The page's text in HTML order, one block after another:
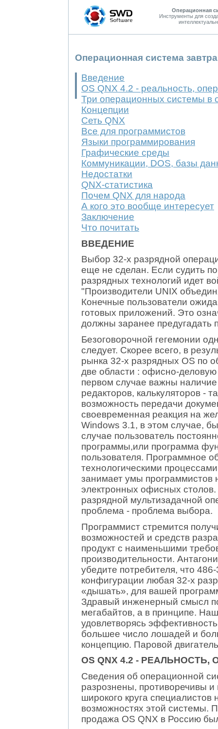
Операционная
Инструменты для
Операционная система
Введение
OS QNX 4.2 - реальность,
Три операционных системы в
Концепции
Сеть QNX
Все для программистов
Языки программирования
Графические среды
Коммуникации, DOS, базы
Недостатки
QNX-статистика
Почем QNX для народа
А кого это вообще интересует
Заключение
Что почитать
ВВЕДЕНИЕ
Выбор 32-х разрядной
еще не сделан. Если судить
разрядных технологий идет
"Производители UNIX
Конечные пользователи
готовых приложений. Это
должны заранее предугадать
Безоговорочной гегемонии
следует. Скорее всего, в
рынка 32-х разрядных OS по
две области : офисно-
первом случае важны
редакторов, калькуляторов -
возможность передачи
своевременная реакция на
Windows 3.1, в этом случае,
случае пользователь
программы,или программа
пользователя. Программное
технологическими
занимает умы программистов
электронных офисных
разрядной мультизадачной
проблема - проблема выбора.
Программист стремится
возможностей и средств
продукт с наименьшими
производительности.
убедите потребителя, что
конфигурации любая 32-х
«дышать», для вашей
Здравый инженерный смысл
мегабайтов, а в принципе.
удовлетворясь
большее число лошадей и
концепцию. Паровой
OS QNX 4.2 -
Сведения об операционной
разрознены, противоречивы
широкого круга специалистов
возможностях этой системы.
продажа OS QNX в Россию